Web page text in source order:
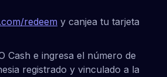
redeem y canjea tu tarjeta
Cash e ingresa el número de
registrado y vinculado a la